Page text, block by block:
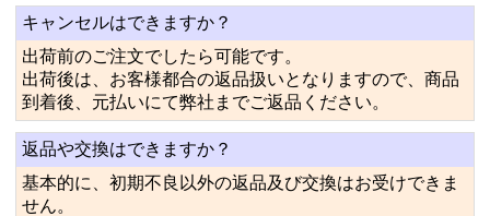
キャンセルはできますか？
出荷前のご注文でしたら可能です。
出荷後は、お客様都合の返品扱いとなりますので、商品
到着後、元払いにて弊社までご返品ください。
返品や交換はできますか？
基本的に、初期不良以外の返品及び交換はお受けできま
せん。